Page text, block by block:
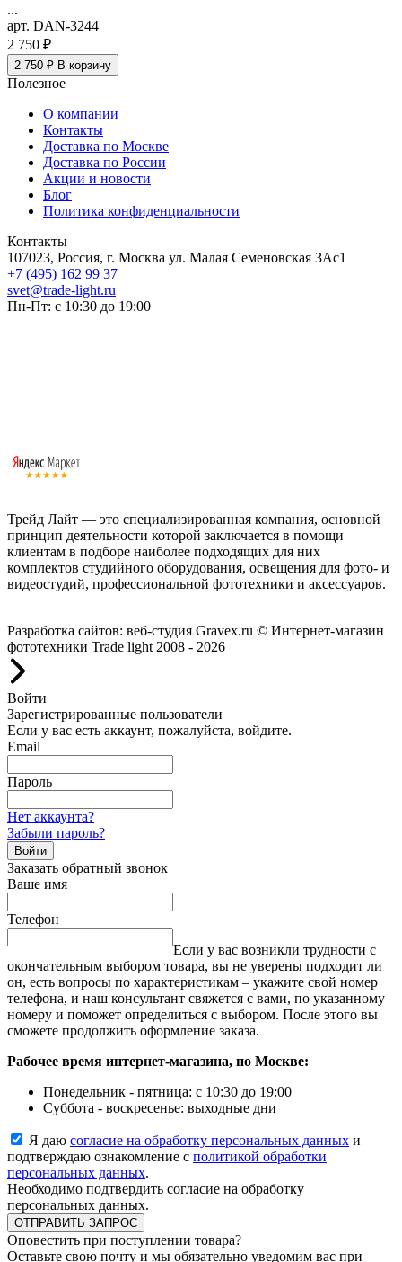
...
арт. DAN-3244
2 750 ₽
2 750 ₽ В корзину
Полезное
О компании
Контакты
Доставка по Москве
Доставка по России
Акции и новости
Блог
Политика конфиденциальности
Контакты
107023, Россия, г. Москва ул. Малая Семеновская 3Ас1
+7 (495) 162 99 37
svet@trade-light.ru
Пн-Пт: с 10:30 до 19:00
Трейд Лайт — это специализированная компания, основной
принцип деятельности которой заключается в помощи
клиентам в подборе наиболее подходящих для них
комплектов студийного оборудования, освещения для фото- и
видеостудий, профессиональной фототехники и аксессуаров.
Разработка сайтов: веб-студия Gravex.ru © Интернет-магазин
фототехники Trade light 2008 - 2026
Войти
Зарегистрированные пользователи
Если у вас есть аккаунт, пожалуйста, войдите.
Email
Пароль
Нет аккаунта?
Забыли пароль?
Войти
Заказать обратный звонок
Ваше имя
Телефон
Если у вас возникли трудности с
окончательным выбором товара, вы не уверены подходит ли
он, есть вопросы по характеристикам – укажите свой номер
телефона, и наш консультант свяжется с вами, по указанному
номеру и поможет определиться с выбором. После этого вы
сможете продолжить оформление заказа.
Рабочее время интернет-магазина, по Москве:
Понедельник - пятница: с 10:30 до 19:00
Суббота - воскресенье: выходные дни
Я даю согласие на обработку персональных данных и
подтверждаю ознакомление с политикой обработки
персональных данных.
Необходимо подтвердить согласие на обработку
персональных данных.
ОТПРАВИТЬ ЗАПРОС
Оповестить при поступлении товара?
Оставьте свою почту и мы обязательно уведомим вас при